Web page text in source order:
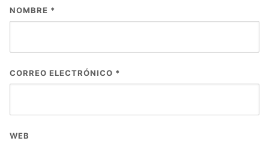
NOMBRE *
CORREO ELECTRÓNICO *
WEB